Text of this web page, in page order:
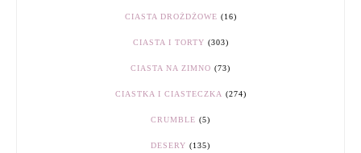
CIASTA DROŻDŻOWE (16)
CIASTA I TORTY (303)
CIASTA NA ZIMNO (73)
CIASTKA I CIASTECZKA (274)
CRUMBLE (5)
DESERY (135)